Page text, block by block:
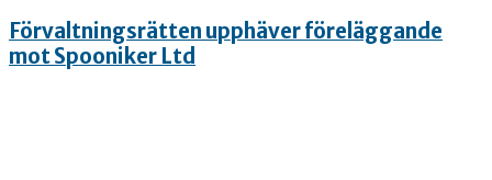
Förvaltningsrätten upphäver föreläggande
mot Spooniker Ltd